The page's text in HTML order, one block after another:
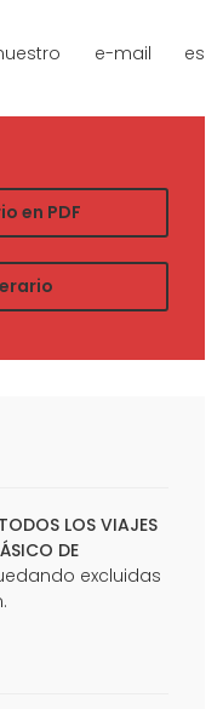
e-mail es
en PDF
TODOS LOS VIAJES
DE
excluidas